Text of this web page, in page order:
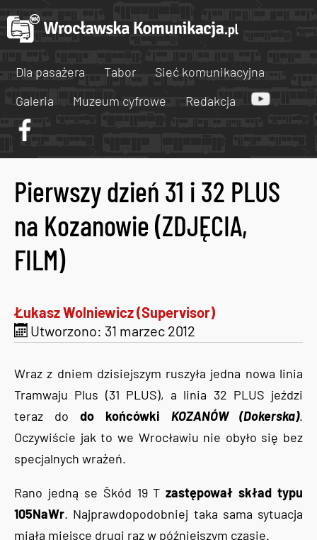
Dla pasażera Tabor
Sieć komunikacyjna
Galeria
Muzeum cyfrowe Redakcja
Pierwszy dzień 31 i 32 PLUS
na Kozanowie (ZDJĘCIA,
FILM)
Łukasz Wolniewicz (Supervisor)
Utworzono: 31 marzec 2012
Wraz z dniem dzisiejszym ruszyła jedna nowa linia
Tramwaju Plus (31 PLUS), a linia 32 PLUS jeździ
teraz do do końcówki KOZANÓW (Dokerska).
Oczywiście jak to we Wrocławiu nie obyło się bez
specjalnych wrażeń.
Rano jedną se Škód 19 Tzastępował skład typu
105NaWr. Najprawdopodobniej taka sama sytuacja
miała miejsce drugi raz w późniejszym czasie.